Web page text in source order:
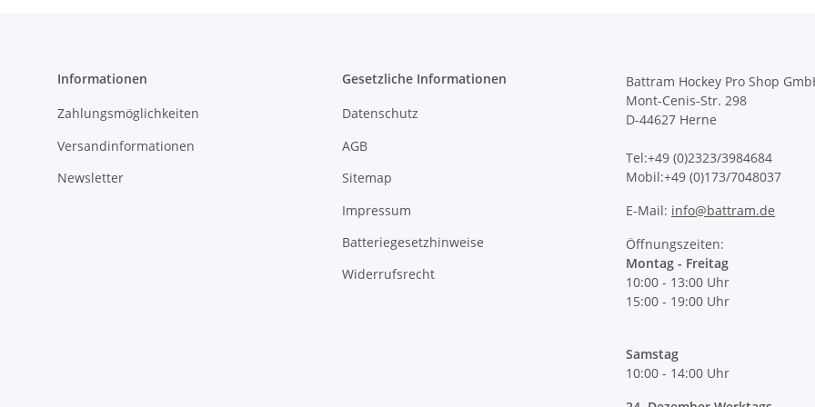
Informationen
Zahlungsmöglichkeiten
Versandinformationen
Newsletter
Gesetzliche Informationen
Datenschutz
AGB
Sitemap
Impressum
Batteriegesetzhinweise
Widerrufsrecht
Battram Hockey Pro Shop
Mont-Cenis-Str. 298
D-44627 Herne
Tel:+49 (0)2323/3984684
Mobil:+49 (0)173/7048037
E-Mail: info@battram.de
Öffnungszeiten:
Montag - Freitag
10:00 - 13:00 Uhr
15:00 - 19:00 Uhr
Samstag
10:00 - 14:00 Uhr